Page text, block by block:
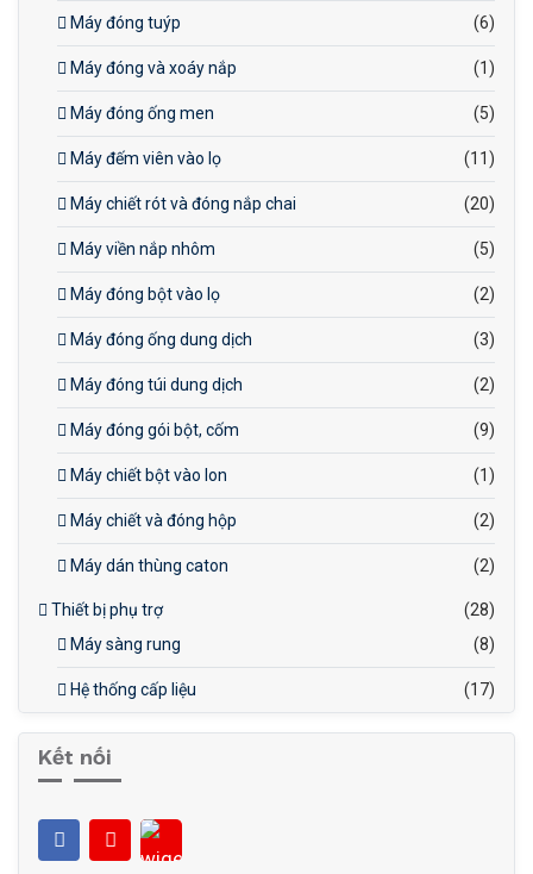
Máy đóng tuýp (6)
Máy đóng và xoáy nắp (1)
Máy đóng ống men (5)
Máy đếm viên vào lọ (11)
Máy chiết rót và đóng nắp chai (20)
Máy viền nắp nhôm (5)
Máy đóng bột vào lọ (2)
Máy đóng ống dung dịch (3)
Máy đóng túi dung dịch (2)
Máy đóng gói bột, cốm (9)
Máy chiết bột vào lon (1)
Máy chiết và đóng hộp (2)
Máy dán thùng caton (2)
Thiết bị phụ trợ
(28)
Máy sàng rung
(8)
Hệ thống cấp liệu (17)
Kết nối